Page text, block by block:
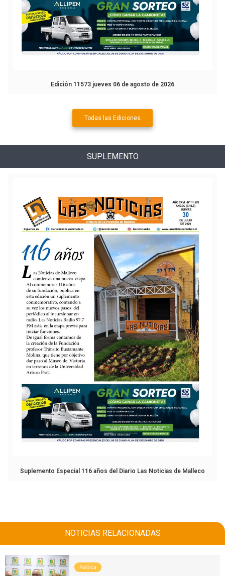
Edición 11573 jueves 06 de agosto de 2026
Todas las Ediciones
SUPLEMENTO
Suplemento Especial 116 años del Diario Las Noticias de Malleco
NOTICIAS RELACIONADAS
Política